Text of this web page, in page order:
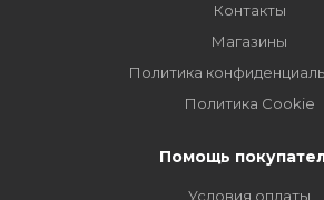
Контакты
Магазины
Политика
Политика Cookie
Помощь
Условия оплаты